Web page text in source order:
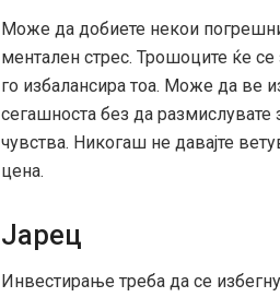
Може да добиете некои
ментален стрес. Трошоците ќе
го избалансира тоа. Може да ве
сегашноста без да
чувства. Никогаш не давајте
цена.
Јарец
Инвестирање треба да се